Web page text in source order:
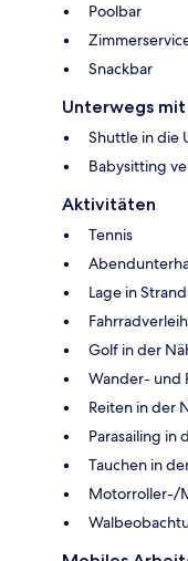
Poolbar
Snackbar
Unterwegs
Shuttle in die
Babysitting
Aktivitäten
Tennis
Lage in
Golf in der
Wander- und
Reiten in der
Parasailing in
Tauchen in
Motorroller-/